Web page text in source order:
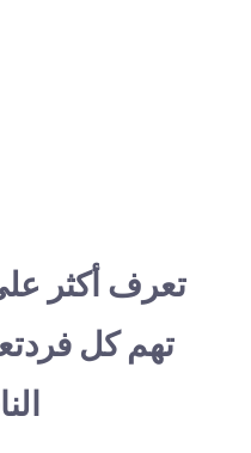
تعرف أكثر
تهم كل